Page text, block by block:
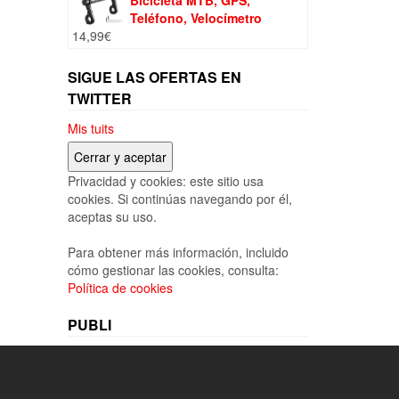
Teléfono, Velocímetro
14,99€
SIGUE LAS OFERTAS EN
TWITTER
Mis tuits
Privacidad y cookies: este sitio usa
cookies. Si continúas navegando por él,
aceptas su uso.
Para obtener más información, incluido
cómo gestionar las cookies, consulta:
Política de cookies
PUBLI